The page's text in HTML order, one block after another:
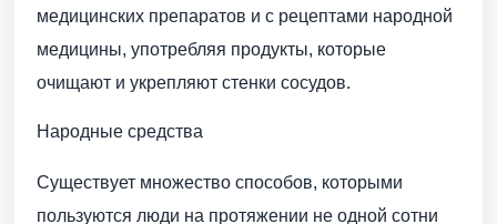
медицинских препаратов и с рецептами народной
медицины, употребляя продукты, которые
очищают и укрепляют стенки сосудов.
Народные средства
Существует множество способов, которыми
пользуются люди на протяжении не одной сотни